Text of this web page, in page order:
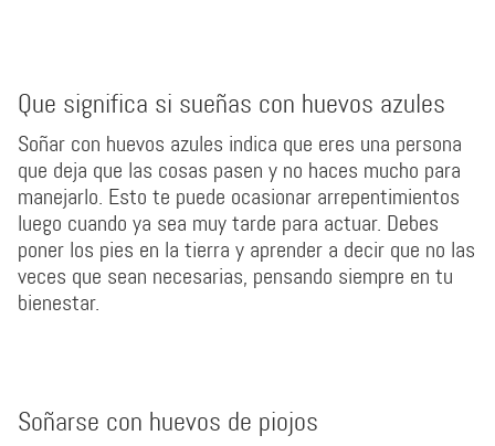
Que significa si sueñas con huevos azules
Soñar con huevos azules indica que eres una persona
que deja que las cosas pasen y no haces mucho para
manejarlo. Esto te puede ocasionar arrepentimientos
luego cuando ya sea muy tarde para actuar. Debes
poner los pies en la tierra y aprender a decir que no las
veces que sean necesarias, pensando siempre en tu
bienestar.
Soñarse con huevos de piojos